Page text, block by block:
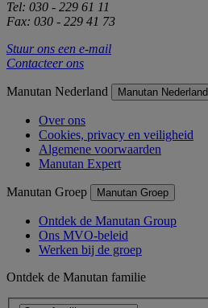
Tel: 030 - 229 61 11
Fax: 030 - 229 41 73
Stuur ons een e-mail
Contacteer ons
Manutan Nederland Manutan Nederland
Over ons
Cookies, privacy en veiligheid
Algemene voorwaarden
Manutan Expert
Manutan Groep Manutan Groep
Ontdek de Manutan Group
Ons MVO-beleid
Werken bij de groep
Ontdek de Manutan familie